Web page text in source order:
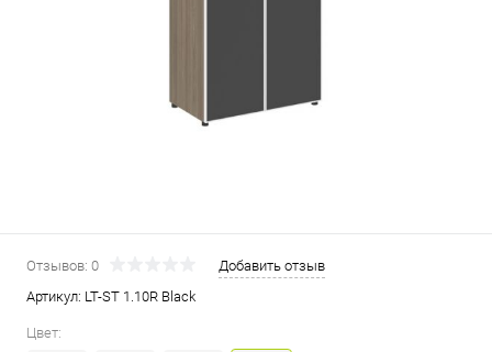
Отзывов: 0
Добавить отзыв
Артикул: LT-ST 1.10R Black
Цвет: